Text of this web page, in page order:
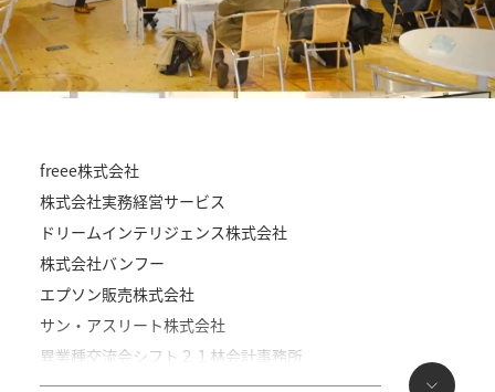
freee株式会社
株式会社実務経営サービス
ドリームインテリジェンス株式会社
株式会社バンフー
エプソン販売株式会社
サン・アスリート株式会社
異業種交流会シフト２１林会計事務所
株式会社財務プランニング